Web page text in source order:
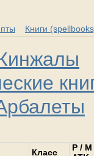
Книги
Класс
P / M